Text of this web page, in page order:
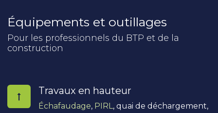
Équipements et outillages
Pour les professionnels du BTP et de la
construction
Travaux en hauteur
Échafaudage, PIRL, quai de déchargement,